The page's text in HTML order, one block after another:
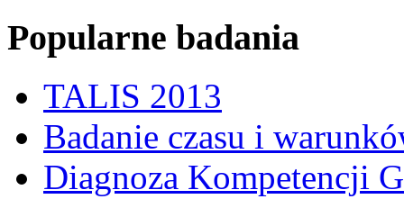
Popularne badania
TALIS 2013
Badanie czasu i
Diagnoza Kompetencji